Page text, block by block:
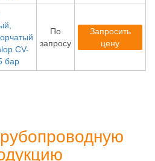
CV-
бар
По
запросу
Запросить
цену